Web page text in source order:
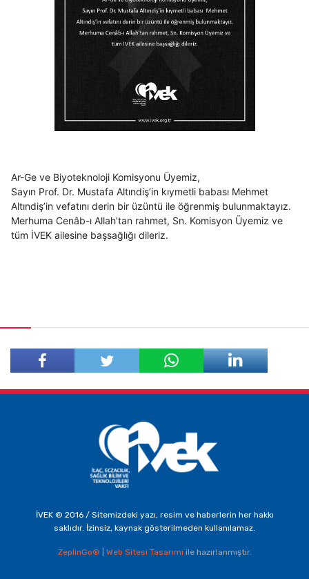
Ar-Ge ve Biyoteknoloji Komisyonu Üyemiz,
Sayın Prof. Dr. Mustafa Altındiş’in kıymetli babası Mehmet
Altındiş’in vefatını derin bir üzüntü ile öğrenmiş bulunmaktayız.
Merhuma Cenâb-ı Allah’tan rahmet, Sn. Komisyon Üyemiz ve
tüm İVEK ailesine başsağlığı dileriz.
İVEK © 2016 / Sitemizdeki yazı, resim ve haberlerin her hakkı
saklıdır. İzinsiz, kaynak gösterilmeden kullanılamaz.
ZeplinGo® Web Sitesi Tasarımı ile hazırlanmıştır.